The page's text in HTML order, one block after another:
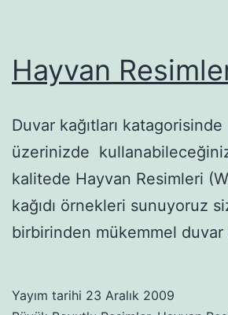
Hayvan
Duvar kağıtları
üzerinizde
kalitede Hayvan Resimleri
kağıdı örnekleri sunuyoruz
birbirinden mükemmel duvar
Yayım tarihi 23 Aralık 2009